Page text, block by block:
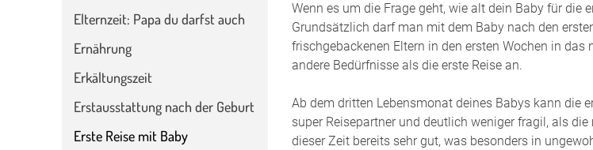
Wenn es um die Frage geht, wie alt dein Baby für die
Grundsätzlich darf man mit dem Baby nach den
frischgebackenen Eltern in den ersten Wochen in
andere Bedürfnisse als die erste Reise an.
Ab dem dritten Lebensmonat deines Babys kann die
super Reisepartner und deutlich weniger fragil, als
dieser Zeit bereits sehr gut, was besonders in
Elternzeit: Papa du darfst auch
Ernährung
Erkältungszeit
Erstausstattung nach der Geburt
Erste Reise mit Baby